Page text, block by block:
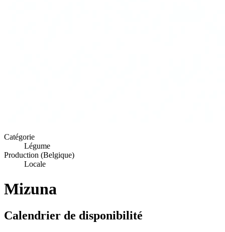
Catégorie
Légume
Production (Belgique)
Locale
Mizuna
Calendrier de disponibilité